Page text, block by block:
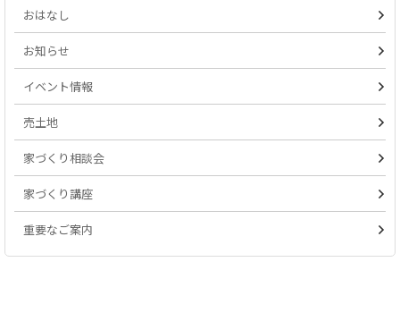
おはなし
お知らせ
イベント情報
売土地
家づくり相談会
家づくり講座
重要なご案内